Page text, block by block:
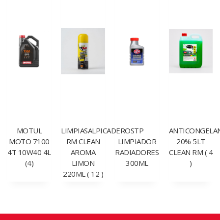
MOTUL
MOTO 7100
4T 10W40 4L
(4)
LIMPIASALPICADERO
RM CLEAN
AROMA
LIMON
220ML ( 12 )
STP
LIMPIADOR
RADIADORES
300ML
20% 5LT
CLEAN RM ( 4
)